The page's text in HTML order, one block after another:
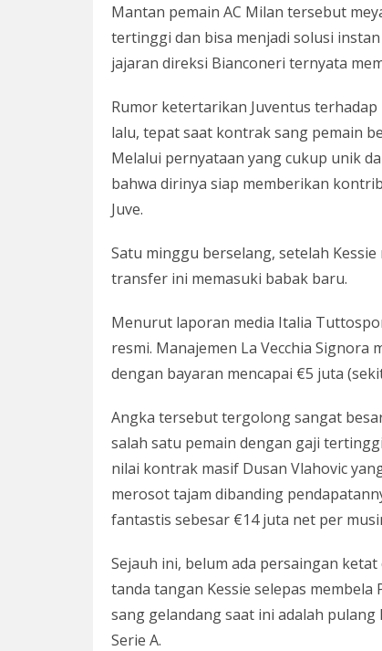
Mantan pemain AC Milan tersebut
tertinggi dan bisa menjadi solusi
jajaran direksi Bianconeri ternyata
Rumor ketertarikan Juventus
lalu, tepat saat kontrak sang pemain
Melalui pernyataan yang cukup unik
bahwa dirinya siap memberikan
Juve.
Satu minggu berselang, setelah
transfer ini memasuki babak baru.
Menurut laporan media Italia
resmi. Manajemen La Vecchia
dengan bayaran mencapai €5 juta
Angka tersebut tergolong sangat
salah satu pemain dengan gaji
nilai kontrak masif Dusan Vlahovic
merosot tajam dibanding
fantastis sebesar €14 juta net per
Sejauh ini, belum ada persaingan
tanda tangan Kessie selepas
sang gelandang saat ini adalah
Serie A.